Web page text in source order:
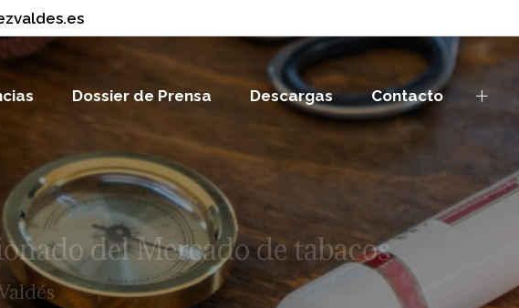
Dossier de Prensa Descargas Contacto
del Mercado de tabacos